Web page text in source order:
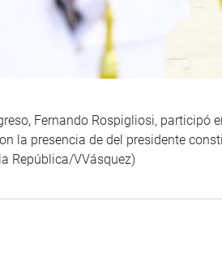
Fernando Rospigliosi,
la presencia de del presidente
República/VVásquez)